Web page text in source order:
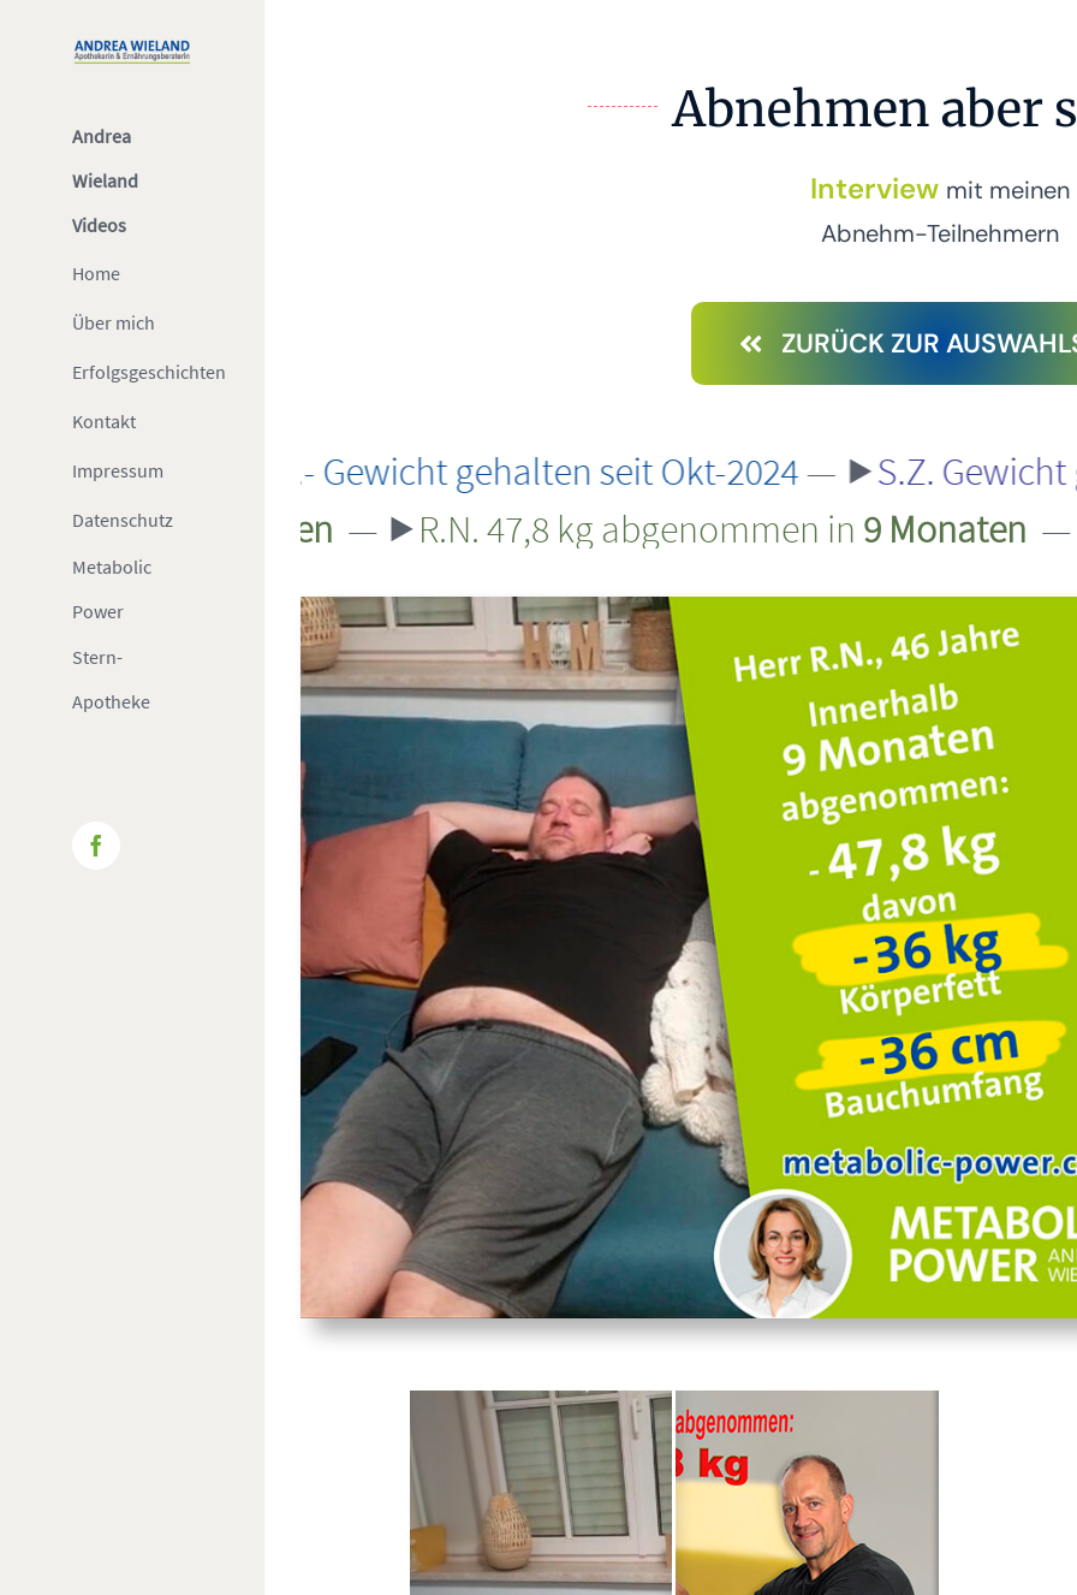
Andrea
Wieland
Videos
Home
Über mich
Erfolgsgeschichten
Kontakt
Impressum
Datenschutz
Metabolic
Power
Stern-
Apotheke
Facebook
Abnehmen aber
Interview mit meinen
Abnehm-Teilnehmern
ZURÜCK ZUR
R.N.- Gewicht gehalten seit Okt-2024— ⯈S.Z. Gewicht gehalten
3 Monaten R.N. 47,8 kg abgenommen in9 Monaten— ⯈R.N.